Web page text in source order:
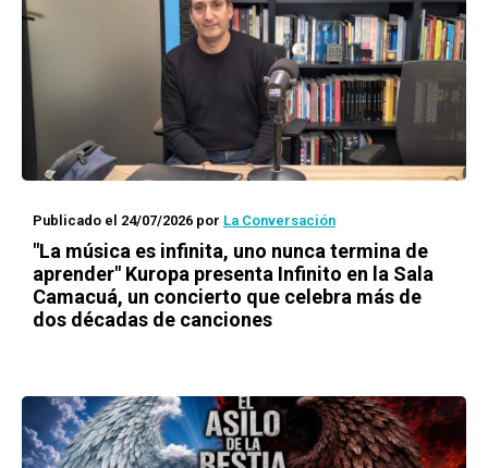
Publicado el 24/07/2026 por La Conversación
"La música es infinita, uno nunca termina de
aprender" Kuropa presenta Infinito en la Sala
Camacuá, un concierto que celebra más de
dos décadas de canciones